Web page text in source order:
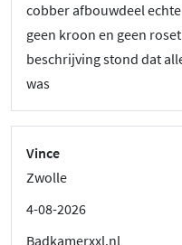
cobber afbouwdeel
geen kroon en geen
beschrijving stond dat
was
Vince
Zwolle
4-08-2026
Badkamerxxl.nl